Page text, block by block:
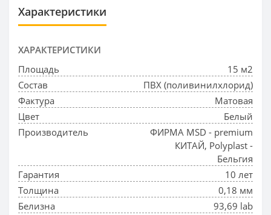
Характеристики
ХАРАКТЕРИСТИКИ
Площадь
15 м2
Состав
ПВХ (поливинилхлорид)
Фактура
Матовая
Цвет
Белый
Производитель
ФИРМА MSD - premium
КИТАЙ, Polyplast -
Бельгия
Гарантия
10 лет
Толщина
0,18 мм
Белизна
93,69 lab